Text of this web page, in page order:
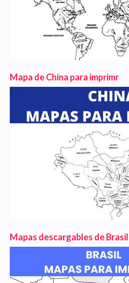
Mapa de China para imprimr
Mapas descargables de Brasil